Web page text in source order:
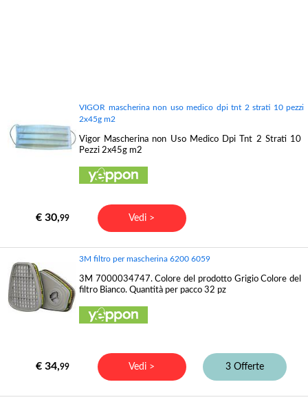
VIGOR mascherina non uso medico dpi tnt 2 strati 10 pezzi
2x45g m2
Vigor Mascherina non Uso Medico Dpi Tnt 2 Strati 10
Pezzi 2x45g m2
€ 30,99 Vedi >
3M filtro per mascherina 6200 6059
3M 7000034747. Colore del prodotto Grigio Colore del
filtro Bianco. Quantità per pacco 32 pz
€ 34,99 Vedi > 3 Offerte